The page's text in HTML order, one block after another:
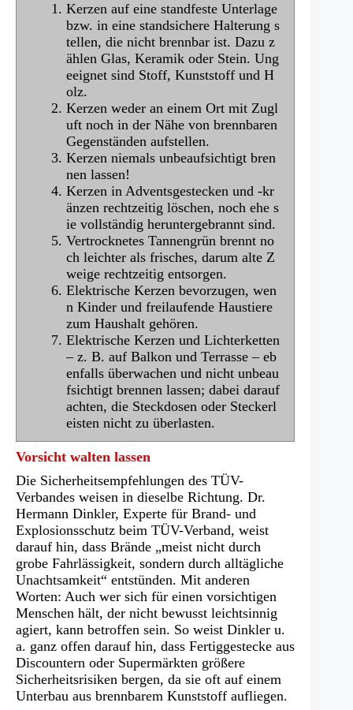
Kerzen auf eine standfeste Unterlage
bzw. in eine standsichere Halterung s
tellen, die nicht brennbar ist. Dazu z
ählen Glas, Keramik oder Stein. Ung
eeignet sind Stoff, Kunststoff und H
olz.
Kerzen weder an einem Ort mit Zugl
uft noch in der Nähe von brennbaren
Gegenständen aufstellen.
Kerzen niemals unbeaufsichtigt bren
nen lassen!
Kerzen in Adventsgestecken und -kr
änzen rechtzeitig löschen, noch ehe s
ie vollständig heruntergebrannt sind.
Vertrocknetes Tannengrün brennt no
ch leichter als frisches, darum alte Z
weige rechtzeitig entsorgen.
Elektrische Kerzen bevorzugen, wen
n Kinder und freilaufende Haustiere
zum Haushalt gehören.
Elektrische Kerzen und Lichterketten
– z. B. auf Balkon und Terrasse – eb
enfalls überwachen und nicht unbeau
fsichtigt brennen lassen; dabei darauf
achten, die Steckdosen oder Steckerl
eisten nicht zu überlasten.
Vorsicht walten lassen
Die Sicherheitsempfehlungen des TÜV-
Verbandes weisen in dieselbe Richtung. Dr.
Hermann Dinkler, Experte für Brand- und
Explosionsschutz beim TÜV-Verband, weist
darauf hin, dass Brände „meist nicht durch
grobe Fahrlässigkeit, sondern durch alltägliche
Unachtsamkeit“ entstünden. Mit anderen
Worten: Auch wer sich für einen vorsichtigen
Menschen hält, der nicht bewusst leichtsinnig
agiert, kann betroffen sein. So weist Dinkler u.
a. ganz offen darauf hin, dass Fertiggestecke aus
Discountern oder Supermärkten größere
Sicherheitsrisiken bergen, da sie oft auf einem
Unterbau aus brennbarem Kunststoff aufliegen.